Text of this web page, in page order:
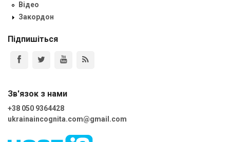
Відео
Закордон
Підпишіться
Зв'язок з нами
+38 050 9364428
ukrainaincognita.com@gmail.com